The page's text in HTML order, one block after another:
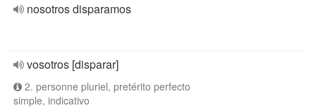
nosotros disparamos
vosotros [disparar]
2. personne pluriel, pretérito perfecto
simple, indicativo